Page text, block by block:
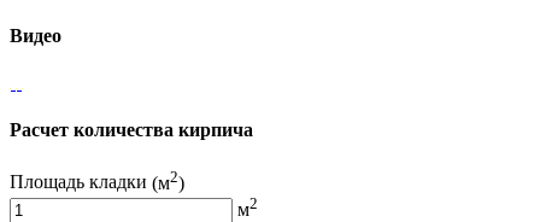
Видео
Расчет количества кирпича
Площадь кладки (м2)
м2